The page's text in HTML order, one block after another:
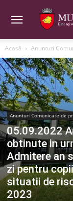
Acasă Anunturi
Anunturi Comunicate de
05.09.2022
obtinute in
Admitere an
zi pentru
situatii de
2023